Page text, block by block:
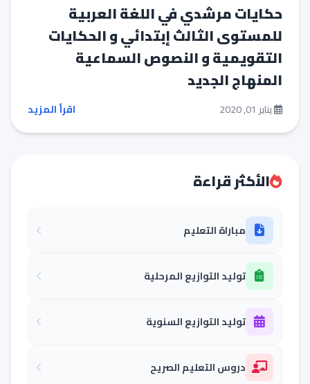
حكايات مرشدي في اللغة العربية
للمستوى الثالث إبتدائي و الحكايات
التقويمية و النصوص السماعية
المنهاج الجديد
يناير 01, 2020 اقرأ المزيد
الأكثر قراءة
مباراة التعليم
توليد التوازيع المرحلية
توليد التوازيع السنوية
دروس التعليم الصريح